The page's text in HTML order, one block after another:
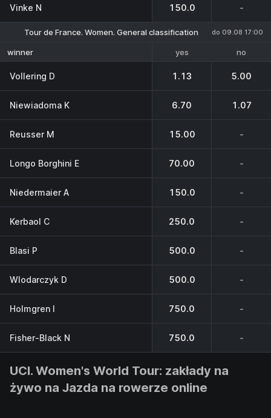
Vinke N 150.0 -
Tour de France. Women. General classification do 09.08 17:00
winner yes no
Vollering D 1.13 5.00
Niewiadoma K 6.70 1.07
Reusser M 15.00 -
Longo Borghini E 70.00 -
Niedermaier A 150.0 -
Kerbaol C 250.0 -
Blasi P 500.0 -
Wlodarczyk D 500.0 -
Holmgren I 750.0 -
Fisher-Black N 750.0 -
UCI. Women's World Tour: zakłady na
żywo na Jazda na rowerze online